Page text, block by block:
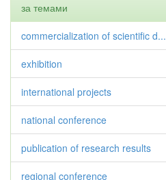
за темами
commercialization of scientific d...
exhibition
international projects
national conference
publication of research results
regional conference